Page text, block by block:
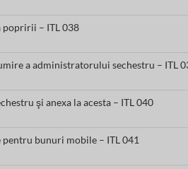
popririi – ITL 038
a administratorului sechestru – ITL
şi anexa la acesta – ITL 040
pentru bunuri mobile – ITL 041